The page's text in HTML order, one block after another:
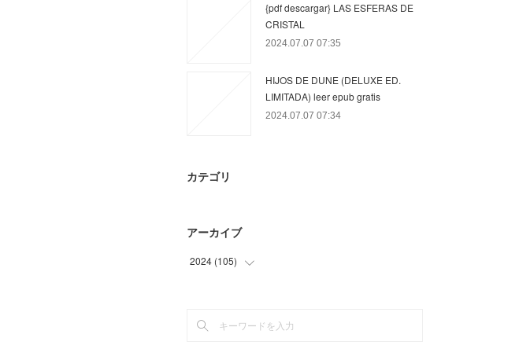
{pdf descargar} LAS ESFERAS DE
CRISTAL
2024.07.07 07:35
HIJOS DE DUNE (DELUXE ED.
LIMITADA) leer epub gratis
2024.07.07 07:34
カテゴリ
アーカイブ
2024 (105)
(